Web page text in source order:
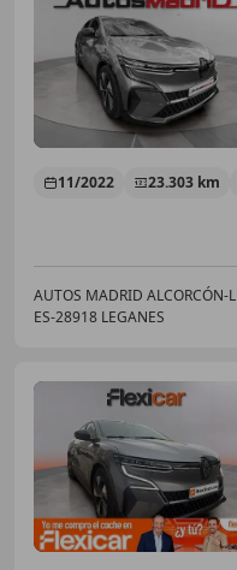
11/2022 23.303 km
AUTOS MADRID ALCORCÓN-
ES-28918 LEGANES